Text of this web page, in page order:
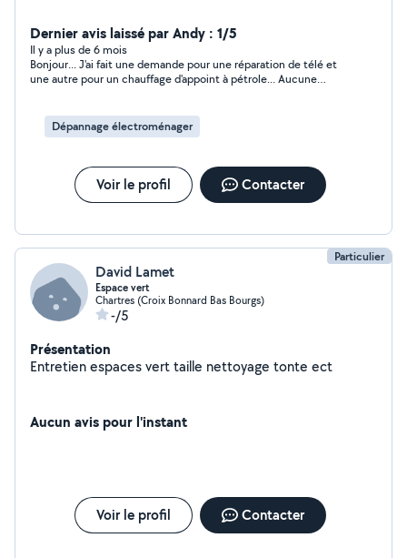
Dernier avis laissé par Andy : 1/5
Il y a plus de 6 mois
Bonjour... J'ai fait une demande pour une réparation de télé et
une autre pour un chauffage d'appoint à pétrole... Aucune
Dépannage électroménager
Voir le profil Contacter
Particulier
David Lamet
Espace vert
Chartres (Croix Bonnard Bas Bourgs)
-/5
Présentation
Entretien espaces vert taille nettoyage tonte ect
Aucun avis pour l'instant
Voir le profil Contacter